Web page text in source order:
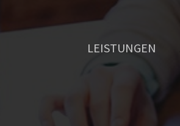
LEISTUNGEN